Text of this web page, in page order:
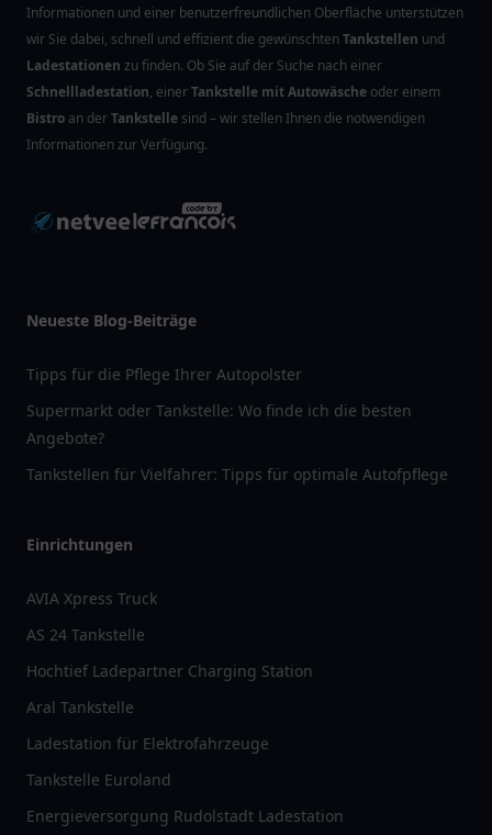
Informationen und einer benutzerfreundlichen Oberfläche unterstützen
wir Sie dabei, schnell und effizient die gewünschtenTankstellen und
Ladestationen zu finden. Ob Sie auf der Suche nach einer
Schnellladestation, einerTankstelle mit Autowäsche oder einem
Bistro an derTankstelle sind – wir stellen Ihnen die notwendigen
Informationen zur Verfügung.
Neueste Blog-Beiträge
Tipps für die Pflege Ihrer Autopolster
Supermarkt oder Tankstelle: Wo finde ich die besten
Angebote?
Tankstellen für Vielfahrer: Tipps für optimale Autofpflege
Einrichtungen
AVIA Xpress Truck
AS 24 Tankstelle
Hochtief Ladepartner Charging Station
Aral Tankstelle
Ladestation für Elektrofahrzeuge
Tankstelle Euroland
Energieversorgung Rudolstadt Ladestation